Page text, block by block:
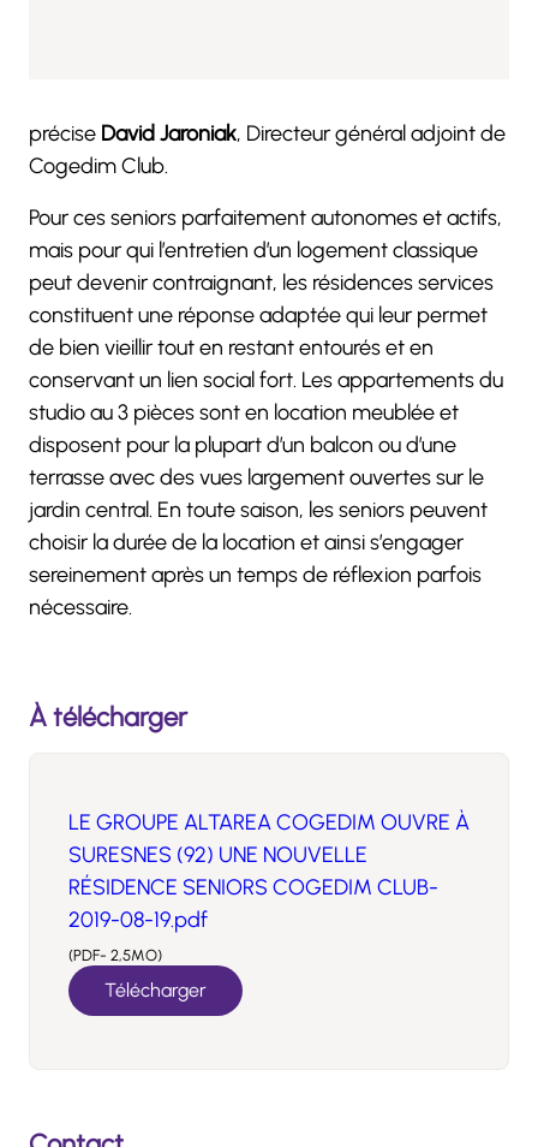
précise David Jaroniak, Directeur général adjoint de
Cogedim Club.
Pour ces seniors parfaitement autonomes et actifs,
mais pour qui l’entretien d’un logement classique
peut devenir contraignant, les résidences services
constituent une réponse adaptée qui leur permet
de bien vieillir tout en restant entourés et en
conservant un lien social fort. Les appartements du
studio au 3 pièces sont en location meublée et
disposent pour la plupart d’un balcon ou d’une
terrasse avec des vues largement ouvertes sur le
jardin central. En toute saison, les seniors peuvent
choisir la durée de la location et ainsi s’engager
sereinement après un temps de réflexion parfois
nécessaire.
À télécharger
LE GROUPE ALTAREA COGEDIM OUVRE À
SURESNES (92) UNE NOUVELLE
RÉSIDENCE SENIORS COGEDIM CLUB-
2019-08-19.pdf
(PDF- 2,5MO)
Télécharger